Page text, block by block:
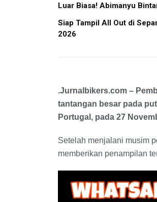
Luar Biasa! Abimanyu
Siap Tampil All Out di
2026
.Jurnalbikers.com –
tantangan besar pada
Portugal, pada 27
Setelah menjalani musim
memberikan penampilan